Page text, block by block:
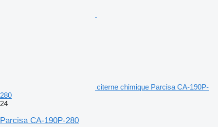
citerne chimique Parcisa CA-190P-
280
24
Parcisa CA-190P-280